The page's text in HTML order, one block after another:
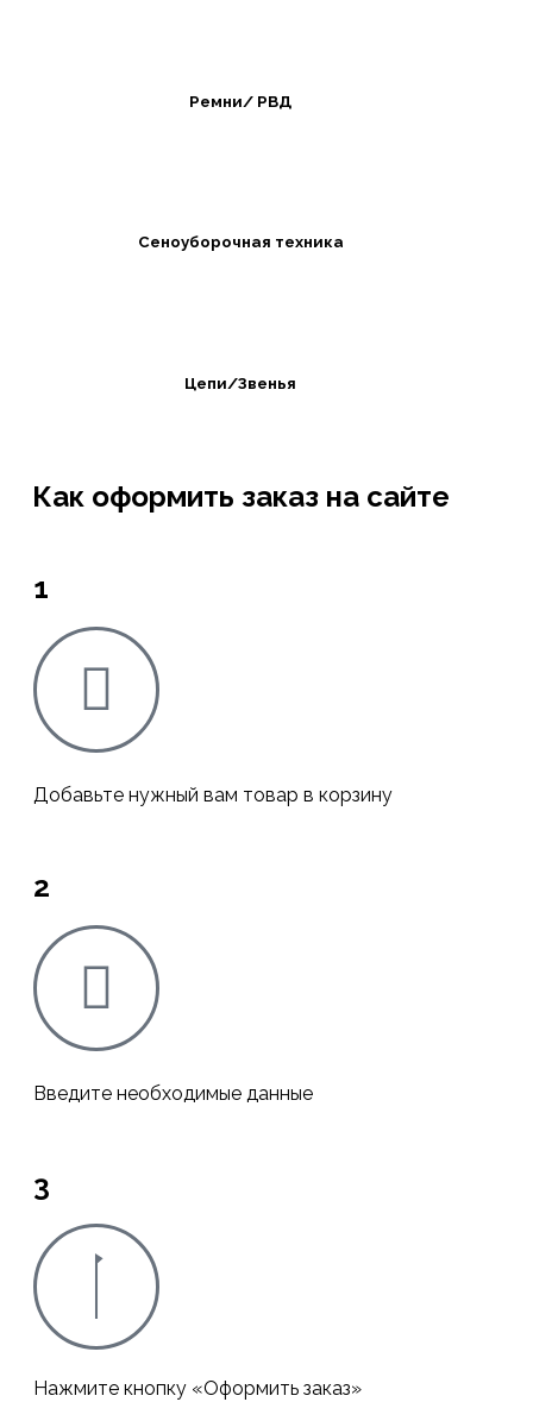
Ремни/ РВД
Сеноуборочная техника
Цепи/Звенья
Как оформить заказ на сайте
1
Добавьте нужный вам товар в корзину
2
Введите необходимые данные
3
Нажмите кнопку «Оформить заказ»